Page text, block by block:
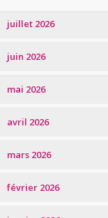
juillet 2026
juin 2026
mai 2026
avril 2026
mars 2026
février 2026